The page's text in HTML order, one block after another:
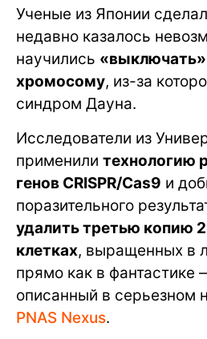
Ученые из Японии
недавно казалось
научились
хромосому, из-за
синдром Дауна.
Исследователи из
применили технологию
генов CRISPR/Cas9 и
поразительного
удалить третью копию
клетках, выращенных в
прямо как в фантастике
описанный в серьезном
PNAS Nexus.